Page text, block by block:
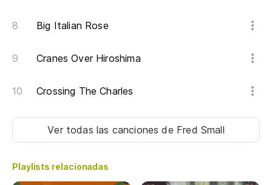
Big Italian Rose
Cranes Over Hiroshima
Crossing The Charles
Ver todas las cancionesde Fred Small
Playlists relacionadas